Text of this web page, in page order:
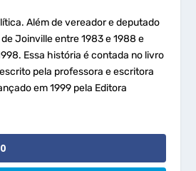
Além de vereador e deputado
Joinville entre 1983 e 1988 e
Essa história é contada no livro
escrito pela professora e escritora
em 1999 pela Editora
0